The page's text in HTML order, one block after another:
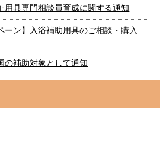
用具専門相談員育成に関する通知
ーン】入浴補助用具のご相談・購入
の補助対象として通知